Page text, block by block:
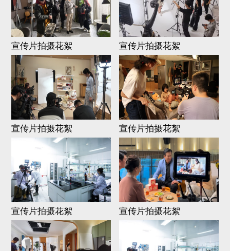
宣传片拍摄花絮 宣传片拍摄花絮
宣传片拍摄花絮 宣传片拍摄花絮
宣传片拍摄花絮 宣传片拍摄花絮